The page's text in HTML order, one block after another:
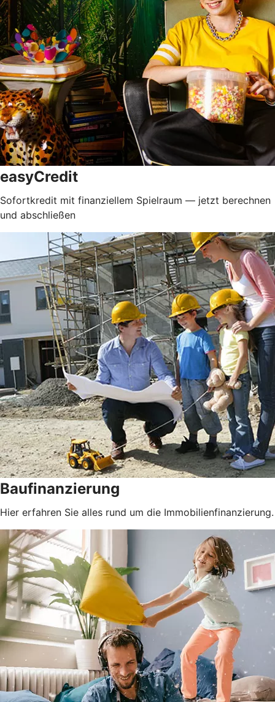
easyCredit
Sofortkredit mit finanziellem Spielraum — jetzt berechnen
und abschließen
Baufinanzierung
Hier erfahren Sie alles rund um die Immobilienfinanzierung.